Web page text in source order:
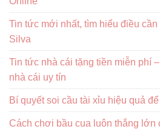
Tin tức mới nhất, tìm hiểu điều cần
Silva
Tin tức nhà cái tặng tiền miễn phí
nhà cái uy tín
Bí quyết soi cầu tài xỉu hiệu quả
Cách chơi bầu cua luôn thắng